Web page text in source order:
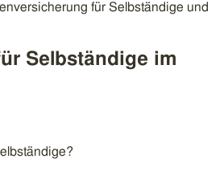
für Selbständige und
Selbständige im